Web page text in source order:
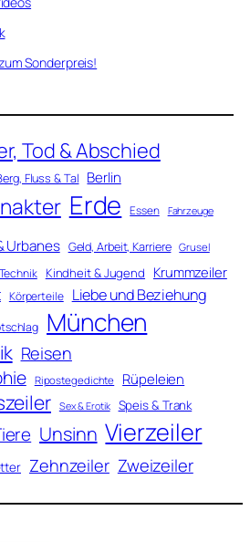
Sonderpreis!
Tod & Abschied
Fluss & Tal Berlin
Erde Essen Fahrzeuge
Urbanes Geld, Arbeit, Karriere Grusel
Kindheit & Jugend Krummzeiler
Körperteile Liebe und Beziehung
München
Reisen
Ripostegedichte Rüpeleien
Sex & Erotik Speis & Trank
Unsinn Vierzeiler
Zehnzeiler Zweizeiler